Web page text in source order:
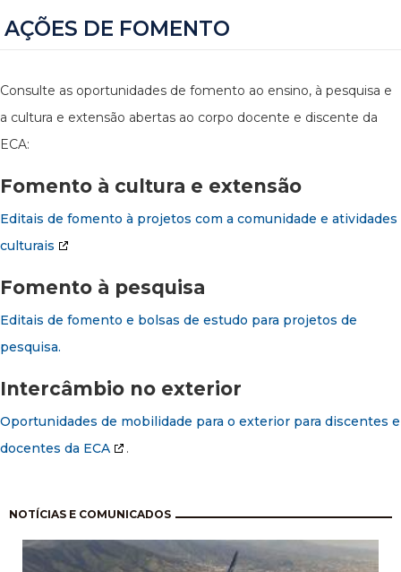
AÇÕES DE FOMENTO
Consulte as oportunidades de fomento ao ensino, à pesquisa e
a cultura e extensão abertas ao corpo docente e discente da
ECA:
Fomento à cultura e extensão
Editais de fomento à projetos com a comunidade e atividades
culturais
Fomento à pesquisa
Editais de fomento e bolsas de estudo para projetos de
pesquisa.
Intercâmbio no exterior
Oportunidades de mobilidade para o exterior para discentes e
docentes da ECA
.
NOTÍCIAS E COMUNICADOS
Paginação